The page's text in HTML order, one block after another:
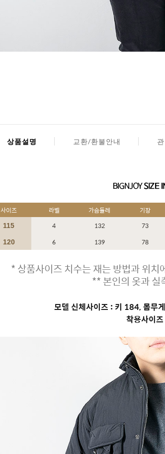
상품설명 교환/환불안내
사이즈 라벨 가슴둘레 기장
115 4 132 73
120 6 139 78
* 상품사이즈 치수는 재는 방법과 위
** 본인의 옷과
모델 신체사이즈 : 키 184, 몸
착용사이